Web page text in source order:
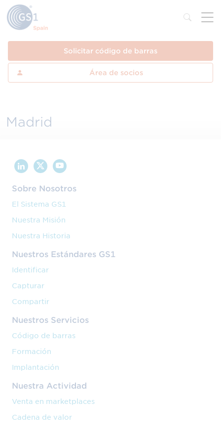
Solicitar código de barras
Área de socios
Madrid
Sobre Nosotros
El Sistema GS1
Nuestra Misión
Nuestra Historia
Nuestros Estándares GS1
Identificar
Capturar
Compartir
Nuestros Servicios
Código de barras
Formación
Implantación
Nuestra Actividad
Venta en marketplaces
Cadena de valor